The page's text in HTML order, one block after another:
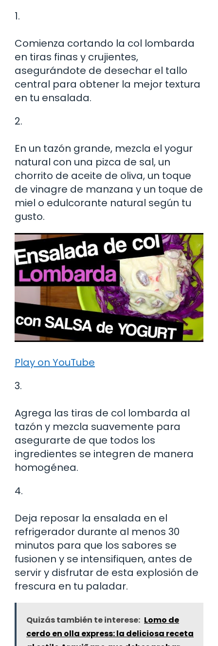
1.
Comienza cortando la col lombarda
en tiras finas y crujientes,
asegurándote de desechar el tallo
central para obtener la mejor textura
en tu ensalada.
2.
En un tazón grande, mezcla el yogur
natural con una pizca de sal, un
chorrito de aceite de oliva, un toque
de vinagre de manzana y un toque de
miel o edulcorante natural según tu
gusto.
Play on YouTube
3.
Agrega las tiras de col lombarda al
tazón y mezcla suavemente para
asegurarte de que todos los
ingredientes se integren de manera
homogénea.
4.
Deja reposar la ensalada en el
refrigerador durante al menos 30
minutos para que los sabores se
fusionen y se intensifiquen, antes de
servir y disfrutar de esta explosión de
frescura en tu paladar.
Quizás también te interese: Lomo de
cerdo en olla express: la deliciosa receta